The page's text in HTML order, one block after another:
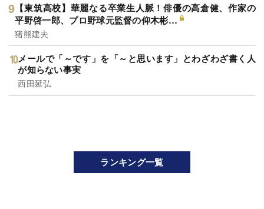
【東筑高校】華麗なる卒業生人脈！俳優の高倉健、作家の
平野啓一郎、プロ野球元監督の仰木彬…
猪熊建夫
メールで「～です」を「～と思います」とわざわざ書く人
が知らない事実
西田延弘
ランキング一覧